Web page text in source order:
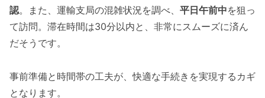
認。また、運輸支局の混雑状況を調べ、 平日午前中を狙っ
て訪問。滞在時間は30分以内と、非常にスムーズに済ん
だそうです。
事前準備と時間帯の工夫が、快適な手続きを実現するカギ
となります。